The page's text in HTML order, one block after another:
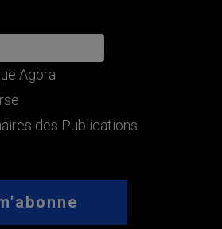
Agora
des Publications